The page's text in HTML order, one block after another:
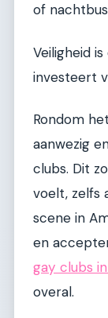
of
Veiligheid
investeert
Rondom
aanwezig
clubs. Dit
voelt, zelfs
scene in
en
gay clubs
overal.